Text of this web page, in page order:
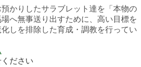
かりしたサラブレット達を「本物の
へ無事送り出すために、高い目標を
しを排除した育成・調教を行ってい
ださい